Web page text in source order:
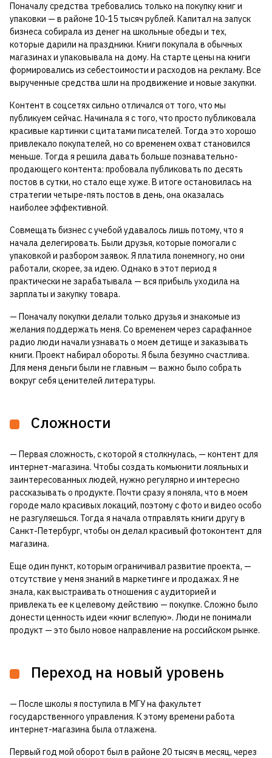
Поначалу средства требовались только на покупку книг и
упаковки — в районе 10-15 тысяч рублей. Капитал на запуск
бизнеса собирала из денег на школьные обеды и тех,
которые дарили на праздники. Книги покупала в обычных
магазинах и упаковывала на дому. На старте цены на книги
формировались из себестоимости и расходов на рекламу. Все
вырученные средства шли на продвижение и новые закупки.
Контент в соцсетях сильно отличался от того, что мы
публикуем сейчас. Начинала я с того, что просто публиковала
красивые картинки с цитатами писателей. Тогда это хорошо
привлекало покупателей, но со временем охват становился
меньше. Тогда я решила давать больше познавательно-
продающего контента: пробовала публиковать по десять
постов в сутки, но стало еще хуже. В итоге остановилась на
стратегии четыре-пять постов в день, она оказалась
наиболее эффективной.
Совмещать бизнес с учебой удавалось лишь потому, что я
начала делегировать. Были друзья, которые помогали с
упаковкой и разбором заявок. Я платила понемногу, но они
работали, скорее, за идею. Однако в этот период я
практически не зарабатывала — вся прибыль уходила на
зарплаты и закупку товара.
— Поначалу покупки делали только друзья и знакомые из
желания поддержать меня. Со временем через сарафанное
радио люди начали узнавать о моем детище и заказывать
книги. Проект набирал обороты. Я была безумно счастлива.
Для меня деньги были не главным — важно было собрать
вокруг себя ценителей литературы.
Сложности
— Первая сложность, с которой я столкнулась, — контент для
интернет-магазина. Чтобы создать комьюнити лояльных и
заинтересованных людей, нужно регулярно и интересно
рассказывать о продукте. Почти сразу я поняла, что в моем
городе мало красивых локаций, поэтому с фото и видео особо
не разгуляешься. Тогда я начала отправлять книги другу в
Санкт-Петербург, чтобы он делал красивый фотоконтент для
магазина.
Еще один пункт, которым ограничивал развитие проекта, —
отсутствие у меня знаний в маркетинге и продажах. Я не
знала, как выстраивать отношения с аудиторией и
привлекать ее к целевому действию — покупке. Сложно было
донести ценность идеи «книг вслепую». Люди не понимали
продукт — это было новое направление на российском рынке.
Переход на новый уровень
— После школы я поступила в МГУ на факультет
государственного управления. К этому времени работа
интернет-магазина была отлажена.
Первый год мой оборот был в районе 20 тысяч в месяц, через